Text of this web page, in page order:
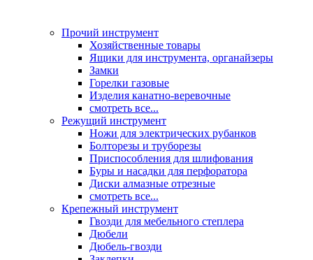
Прочий инструмент
Хозяйственные товары
Ящики для инструмента, органайзеры
Замки
Горелки газовые
Изделия канатно-веревочные
смотреть все...
Режущий инструмент
Ножи для электрических рубанков
Болторезы и труборезы
Приспособления для шлифования
Буры и насадки для перфоратора
Диски алмазные отрезные
смотреть все...
Крепежный инструмент
Гвозди для мебельного степлера
Дюбели
Дюбель-гвозди